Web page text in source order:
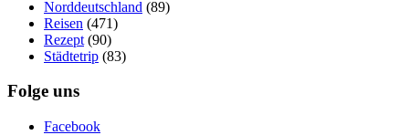
Norddeutschland (89)
Reisen (471)
Rezept (90)
Städtetrip (83)
Folge uns
Facebook